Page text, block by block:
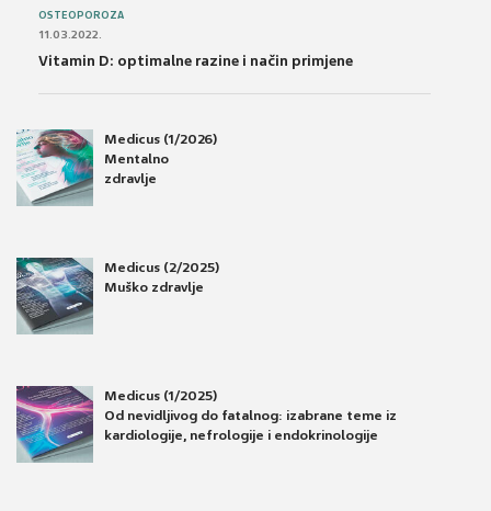
OSTEOPOROZA
11.03.2022.
Vitamin D: optimalne razine i način primjene
Medicus (1/2026)
Mentalno
zdravlje
Medicus (2/2025)
Muško zdravlje
Medicus (1/2025)
Od nevidljivog do fatalnog: izabrane teme iz
kardiologije, nefrologije i endokrinologije